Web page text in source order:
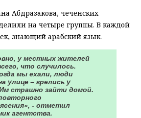
Абдразакова, чеченских
на четыре группы. В каждой
знающий арабский язык.
у местных жителей
что случилось.
мы ехали, люди
улице – грелись у
страшно зайти домой.
- отметил
агентства.